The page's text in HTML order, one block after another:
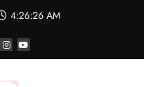
4:26:28 AM